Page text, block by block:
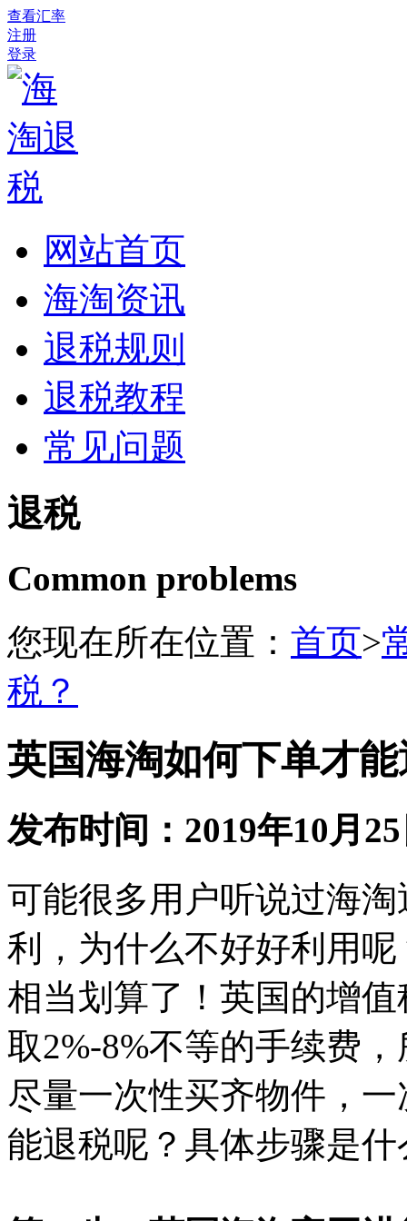
查看汇率
注册
登录
网站首页
海淘资讯
退税规则
退税教程
常见问题
退税
Common problems
您现在所在位置： 首页>
税？
英国海淘如何下单才
发布时间：2019年10月
可能很多用户听说过海
利，为什么不好好利用
相当划算了！英国的增
取2%-8%不等的手续费
尽量一次性买齐物件，
能退税呢？具体步骤是